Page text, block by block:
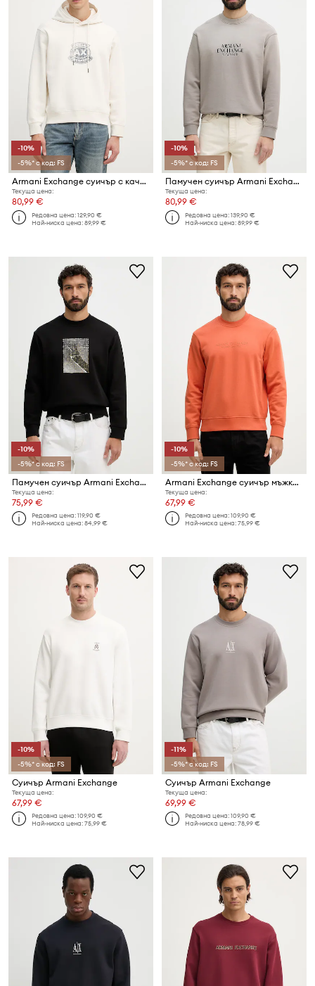
-10%
-5%* с код: FS
Armani Exchange суичър с качулка мъжки
Текуща цена:
80,99 €
Редовна цена:129,90 €
Най-ниска цена:89,99 €
-10%
-5%* с код: FS
Памучен суичър Armani Exchange
Текуща цена:
80,99 €
Редовна цена:139,90 €
Най-ниска цена:89,99 €
-10%
-5%* с код: FS
Памучен суичър Armani Exchange
Текуща цена:
75,99 €
Редовна цена:119,90 €
Най-ниска цена:84,99 €
-10%
-5%* с код: FS
Armani Exchange суичър мъжки от памук
Текуща цена:
67,99 €
Редовна цена:109,90 €
Най-ниска цена:75,99 €
-10%
-5%* с код: FS
Суичър Armani Exchange
Текуща цена:
67,99 €
Редовна цена:109,90 €
Най-ниска цена:75,99 €
-11%
-5%* с код: FS
Суичър Armani Exchange
Текуща цена:
69,99 €
Редовна цена:109,90 €
Най-ниска цена:78,99 €